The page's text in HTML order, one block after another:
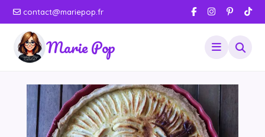
contact@mariepop.fr
Marie Pop